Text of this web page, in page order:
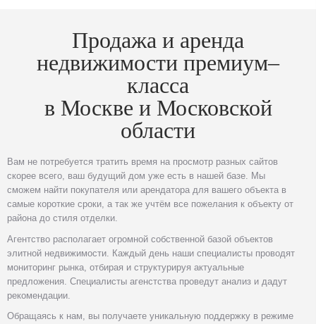
Продажа и аренда
недвижимости премиум–
класса
в Москве и Московской
области
Вам не потребуется тратить время на просмотр разных сайтов
скорее всего, ваш будущий дом уже есть в нашей базе. Мы
сможем найти покупателя или арендатора для вашего объекта в
самые короткие сроки, а так же учтём все пожелания к объекту от
района до стиля отделки.
Агентство располагает огромной собственной базой объектов
элитной недвижимости. Каждый день наши специалисты проводят
мониторинг рынка, отбирая и структурируя актуальные
предложения. Специалисты агенстства проведут анализ и дадут
рекомендации.
Обращаясь к нам, вы получаете уникальную поддержку в режиме